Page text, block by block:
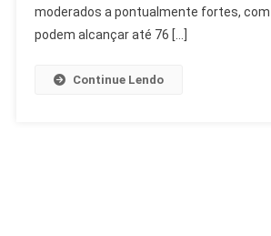
Fortes
Ativam
moderados a pontualmente fortes, com
podem alcançar até 76 […]
Continue Lendo